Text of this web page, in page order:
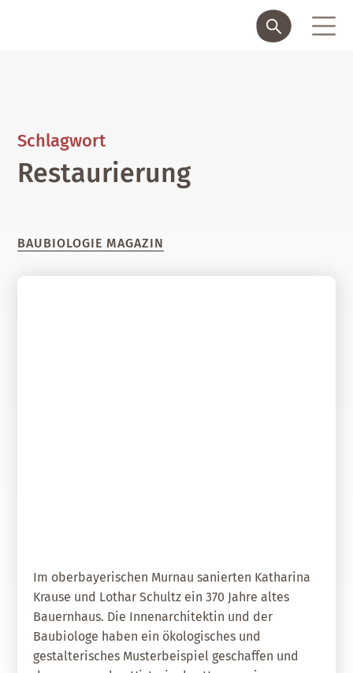
Schlagwort
Restaurierung
BAUBIOLOGIE MAGAZIN
Im oberbayerischen Murnau sanierten Katharina
Krause und Lothar Schultz ein 370 Jahre altes
Bauernhaus. Die Innenarchitektin und der
Baubiologe haben ein ökologisches und
gestalterisches Musterbeispiel geschaffen und